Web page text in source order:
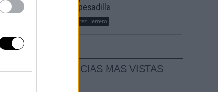
en
la
sueño, mi pesadilla
María Pérez Herrero
NOTICIAS MAS VISTAS